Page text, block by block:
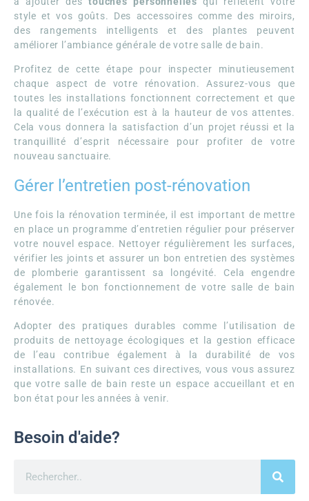
style et vos goûts. Des accessoires comme des miroirs,
des rangements intelligents et des plantes peuvent
améliorer l’ambiance générale de votre salle de bain.
Profitez de cette étape pour inspecter minutieusement
chaque aspect de votre rénovation. Assurez-vous que
toutes les installations fonctionnent correctement et que
la qualité de l’exécution est à la hauteur de vos attentes.
Cela vous donnera la satisfaction d’un projet réussi et la
tranquillité d’esprit nécessaire pour profiter de votre
nouveau sanctuaire.
Gérer l’entretien post-rénovation
Une fois la rénovation terminée, il est important de mettre
en place un programme d’entretien régulier pour préserver
votre nouvel espace. Nettoyer régulièrement les surfaces,
vérifier les joints et assurer un bon entretien des systèmes
de plomberie garantissent sa longévité. Cela engendre
également le bon fonctionnement de votre salle de bain
rénovée.
Adopter des pratiques durables comme l’utilisation de
produits de nettoyage écologiques et la gestion efficace
de l’eau contribue également à la durabilité de vos
installations. En suivant ces directives, vous vous assurez
que votre salle de bain reste un espace accueillant et en
bon état pour les années à venir.
Besoin d'aide?